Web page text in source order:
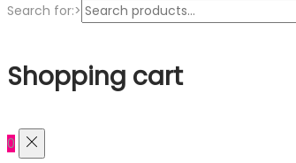
Search for:>
Shopping cart
0